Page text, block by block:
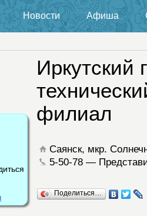
Новости Афиша
Иркутский
филиал
Саянск, мкр.
5-50-78 —
Поделиться…